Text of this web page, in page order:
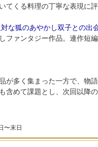
てくる料理の丁寧な表現に評
な狐のあやかし双子との出
ファンタジー作品。連作短
が多く集まった一方で、物
めて課題とし、次回以降
〜末日